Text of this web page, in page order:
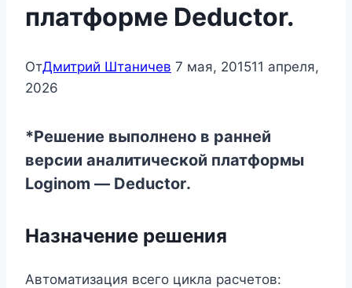
платформе Deductor.
ОтДмитрий Штаничев 7 мая, 201511 апреля,
2026
*Решение выполнено в ранней
версии аналитической платформы
Loginom — Deductor.
Назначение решения
Автоматизация всего цикла расчетов: